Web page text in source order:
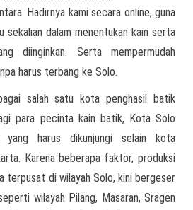
Hadirnya kami secara online, guna
sekalian dalam menentukan kain serta
diinginkan. Serta mempermudah
harus terbang ke Solo.
salah satu kota penghasil batik
para pecinta kain batik, Kota Solo
yang harus dikunjungi selain kota
Karena beberapa faktor, produksi
terpusat di wilayah Solo, kini bergeser
wilayah Pilang, Masaran, Sragen